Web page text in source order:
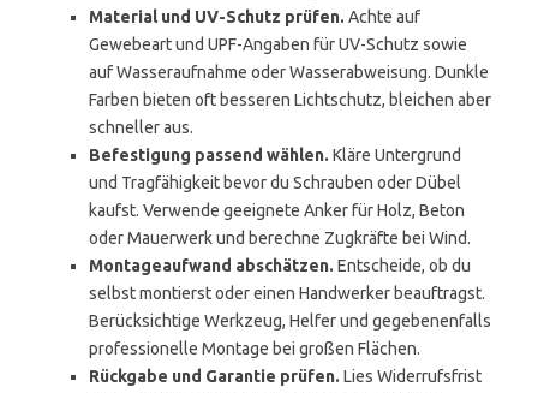
Material und UV-Schutz prüfen. Achte auf
Gewebeart und UPF-Angaben für UV-Schutz sowie
auf Wasseraufnahme oder Wasserabweisung. Dunkle
Farben bieten oft besseren Lichtschutz, bleichen aber
schneller aus.
Befestigung passend wählen. Kläre Untergrund
und Tragfähigkeit bevor du Schrauben oder Dübel
kaufst. Verwende geeignete Anker für Holz, Beton
oder Mauerwerk und berechne Zugkräfte bei Wind.
Montageaufwand abschätzen. Entscheide, ob du
selbst montierst oder einen Handwerker beauftragst.
Berücksichtige Werkzeug, Helfer und gegebenenfalls
professionelle Montage bei großen Flächen.
Rückgabe und Garantie prüfen. Lies Widerrufsfrist